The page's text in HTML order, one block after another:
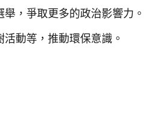
，爭取更多的政治影響力。
動等，推動環保意識。